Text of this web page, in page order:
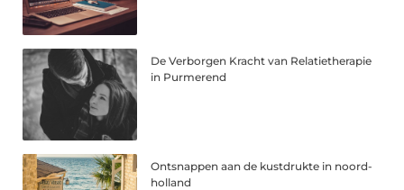
De Verborgen Kracht van Relatietherapie
in Purmerend
Ontsnappen aan de kustdrukte in noord-
holland